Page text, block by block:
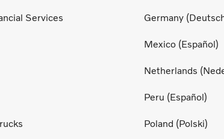
Services Germany
Mexico (Español)
Netherlands
Peru (Español)
Poland (Polski)